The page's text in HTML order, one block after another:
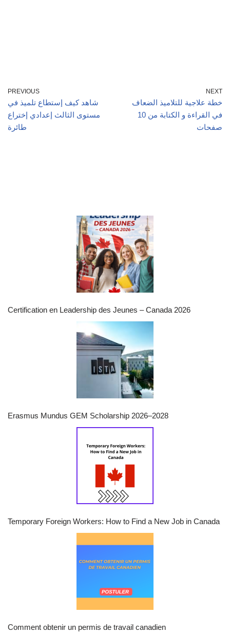
PREVIOUS
شاهد كيف إستطاع تلميذ في
مستوى الثالث إعدادي إختراع
طائرة
NEXT
خطة علاجية للتلاميذ الضعاف
في القراءة و الكتابة من 10
صفحات
Certification en Leadership des Jeunes – Canada 2026
Erasmus Mundus GEM Scholarship 2026–2028
Temporary Foreign Workers: How to Find a New Job in Canada
Comment obtenir un permis de travail canadien